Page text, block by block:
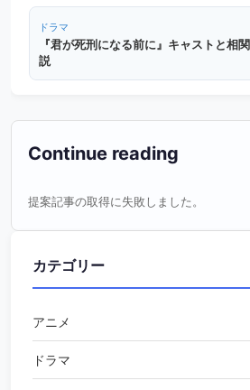
ドラマ
『君が死刑になる前に』キャストと相
説
Continue reading
提案記事の取得に失敗しました。
カテゴリー
アニメ
ドラマ